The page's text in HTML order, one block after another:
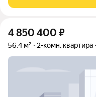
4 850 400 ₽
56,4 м² 2-комн. квартира